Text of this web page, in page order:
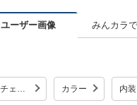
ユーザー画像 みんカラ
2004年9月 〜 マイナーチェンジ カラー 内